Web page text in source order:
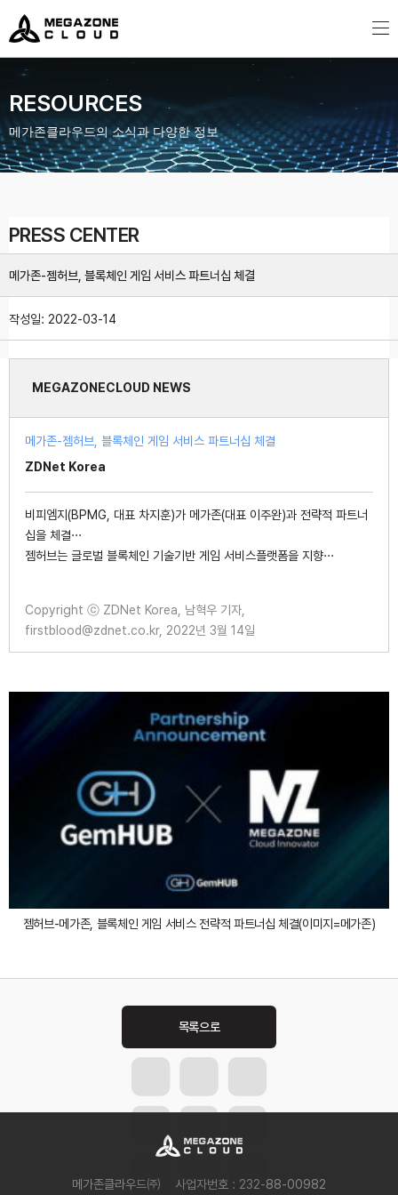
MegazoneCloud
디지털 전문 기업, 메가존클라우드
RESOURCES
메가존클라우드의 소식과 다양한 정보
PRESS CENTER
메가존-젬허브, 블록체인 게임 서비스 파트너십 체결
작성일: 2022-03-14
MEGAZONECLOUD NEWS
메가존-젬허브, 블록체인 게임 서비스 파트너십 체결
ZDNet Korea
비피엠지(BPMG, 대표 차지훈)가 메가존(대표 이주완)과 전략적 파트너
십을 체결···
젬허브는 글로벌 블록체인 기술기반 게임 서비스플랫폼을 지향···
Copyright ⓒ ZDNet Korea, 남혁우 기자,
firstblood@zdnet.co.kr, 2022년 3월 14일
젬허브-메가존, 블록체인 게임 서비스 전략적 파트너십 체결(이미지=메가존)
메가존클라우드㈜ 사업자번호 : 232-88-00982